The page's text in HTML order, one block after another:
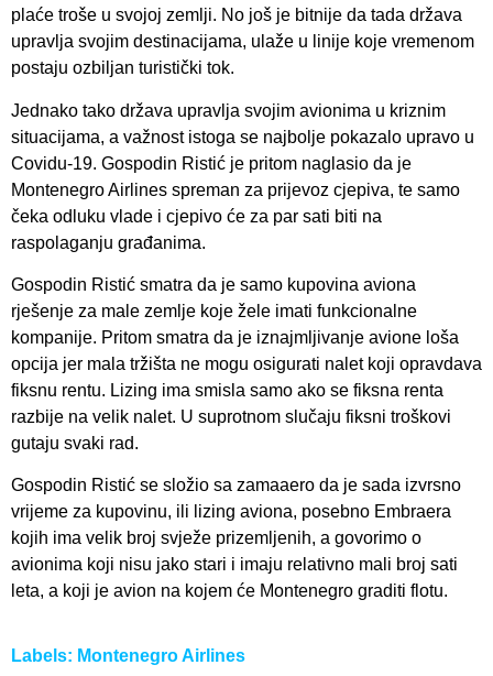
plaće troše u svojoj zemlji. No još je bitnije da tada država
upravlja svojim destinacijama, ulaže u linije koje vremenom
postaju ozbiljan turistički tok.
Jednako tako država upravlja svojim avionima u kriznim
situacijama, a važnost istoga se najbolje pokazalo upravo u
Covidu-19. Gospodin Ristić je pritom naglasio da je
Montenegro Airlines spreman za prijevoz cjepiva, te samo
čeka odluku vlade i cjepivo će za par sati biti na
raspolaganju građanima.
Gospodin Ristić smatra da je samo kupovina aviona
rješenje za male zemlje koje žele imati funkcionalne
kompanije. Pritom smatra da je iznajmljivanje avione loša
opcija jer mala tržišta ne mogu osigurati nalet koji opravdava
fiksnu rentu. Lizing ima smisla samo ako se fiksna renta
razbije na velik nalet. U suprotnom slučaju fiksni troškovi
gutaju svaki rad.
Gospodin Ristić se složio sa zamaaero da je sada izvrsno
vrijeme za kupovinu, ili lizing aviona, posebno Embraera
kojih ima velik broj svježe prizemljenih, a govorimo o
avionima koji nisu jako stari i imaju relativno mali broj sati
leta, a koji je avion na kojem će Montenegro graditi flotu.
Labels: Montenegro Airlines